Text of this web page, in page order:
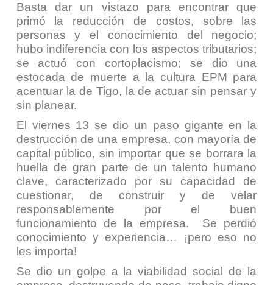
Basta dar un vistazo para encontrar que
primó la reducción de costos, sobre las
personas y el conocimiento del negocio;
hubo indiferencia con los aspectos tributarios;
se actuó con cortoplacismo; se dio una
estocada de muerte a la cultura EPM para
acentuar la de Tigo, la de actuar sin pensar y
sin planear.
El viernes 13 se dio un paso gigante en la
destrucción de una empresa, con mayoría de
capital público, sin importar que se borrara la
huella de gran parte de un talento humano
clave, caracterizado por su capacidad de
cuestionar, de construir y de velar
responsablemente por el buen
funcionamiento de la empresa. Se perdió
conocimiento y experiencia… ¡pero eso no
les importa!
Se dio un golpe a la viabilidad social de la